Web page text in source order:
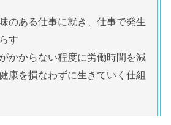
のある仕事に就き、仕事で発生
す
かからない程度に労働時間を減
康を損なわずに生きていく仕組